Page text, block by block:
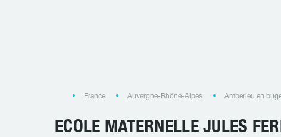
France Auvergne-Rhône-Alpes Amberieu en
ECOLE MATERNELLE JULES